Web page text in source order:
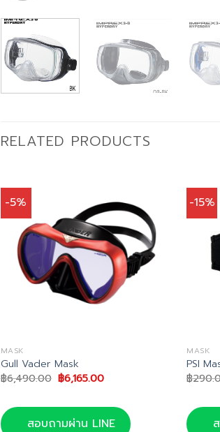
RELATED PRODUCTS
-5%
MASK
Gull Vader Mask
฿6,490.00 Original
price
฿6,490.00.
฿6,165.00Current
฿6,165.00.
สอบถามผ่าน LINE
-15%
MASK
PSI
฿